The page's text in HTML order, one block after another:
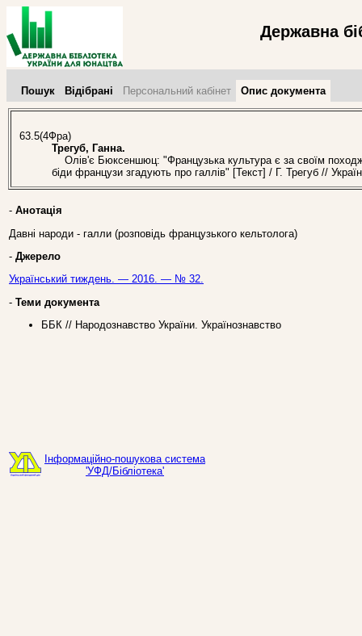
Державна
Пошук Відібрані Персональний кабінет Опис документа
63.5(4Фра)
Трегуб, Ганна.
Олів'є Бюксеншюц: "Французька культура є за своїм
біди французи згадують про галлів" [Текст] / Г. Трегуб //
- Анотація
Давні народи - галли (розповідь французького кельтолога)
- Джерело
Український тиждень. — 2016. — № 32.
- Теми документа
ББК // Народознавство України. Українознавство
Інформаційно-пошукова система
'УФД/Бібліотека'